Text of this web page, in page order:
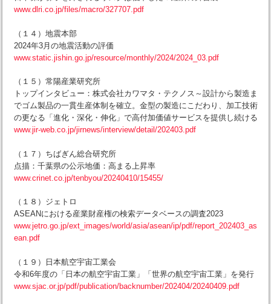
www.dlri.co.jp/files/macro/327707.pdf
（１４）地震本部
2024年3月の地震活動の評価
www.static.jishin.go.jp/resource/monthly/2024/2024_03.pdf
（１５）常陽産業研究所
トップインタビュー：株式会社カワマタ・テクノス～設計から製造ま
でゴム製品の一貫生産体制を確立。金型の製造にこだわり、加工技術
の更なる「進化・深化・伸化」で高付加価値サービスを提供し続ける
www.jir-web.co.jp/jirnews/interview/detail/202403.pdf
（１７）ちばぎん総合研究所
点描：千葉県の公示地価：高まる上昇率
www.crinet.co.jp/tenbyou/20240410/15455/
（１８）ジェトロ
ASEANにおける産業財産権の検索データベースの調査2023
www.jetro.go.jp/ext_images/world/asia/asean/ip/pdf/report_202403_as
ean.pdf
（１９）日本航空宇宙工業会
令和6年度の「日本の航空宇宙工業」「世界の航空宇宙工業」を発行
www.sjac.or.jp/pdf/publication/backnumber/202404/20240409.pdf